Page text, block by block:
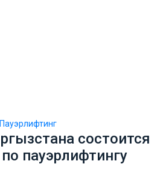
Пауэрлифтинг
состоится
пауэрлифтингу